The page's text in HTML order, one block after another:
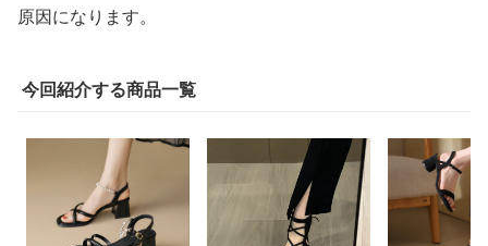
原因になります。
今回紹介する商品一覧